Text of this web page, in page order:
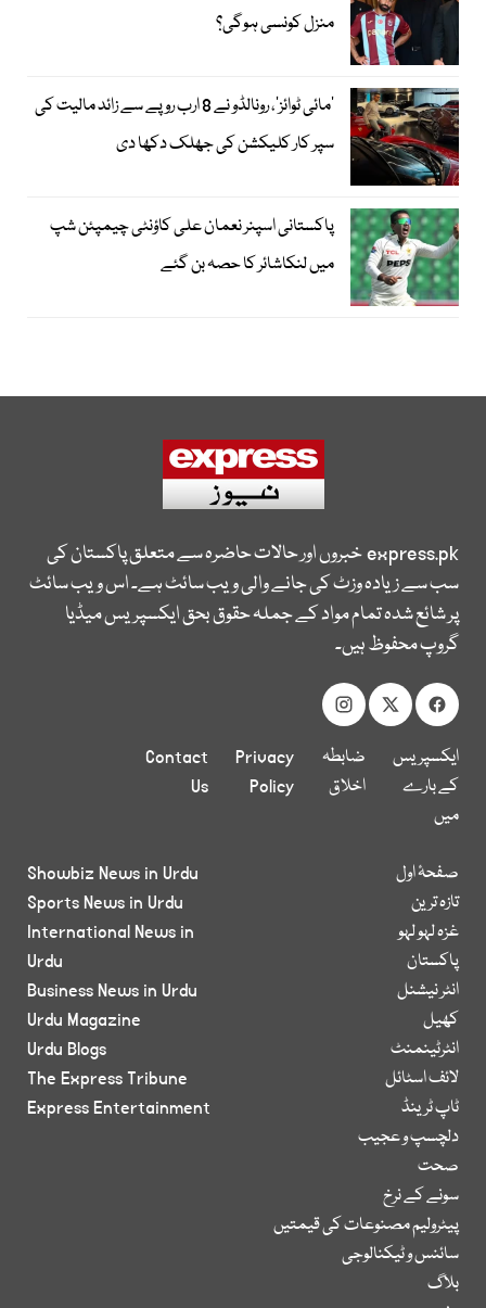
منزل کونسی ہوگی؟
’مائی ٹوائز‘، رونالڈو نے 8 ارب روپے سے زائد مالیت کی
سپر کار کلیکشن کی جھلک دکھا دی
پاکستانی اسپنر نعمان علی کاؤنٹی چیمپئن شپ
میں لنکاشائر کا حصہ بن گئے
express.pkخبروں اور حالات حاضرہ سے متعلق پاکستان کی
سب سے زیادہ وزٹ کی جانے والی ویب سائٹ ہے۔ اس ویب سائٹ
پر شائع شدہ تمام مواد کے جملہ حقوق بحق ایکسپریس میڈیا
گروپ محفوظ ہیں۔
ایکسپریس
کے بارے
میں
ضابطہ
اخلاق
Privacy
Policy
Contact
Us
صفحۂ اول
تازہ ترین
غزہ لہو لہو
پاکستان
انٹر نیشنل
کھیل
انٹرٹینمنٹ
لائف اسٹائل
ٹاپ ٹرینڈ
دلچسپ و عجیب
صحت
سونے کے نرخ
پیٹرولیم مصنوعات کی قیمتیں
سائنس و ٹیکنالوجی
بلاگ
Showbiz News in Urdu
Sports News in Urdu
International News in
Urdu
Business News in Urdu
Urdu Magazine
Urdu Blogs
The Express Tribune
Express Entertainment